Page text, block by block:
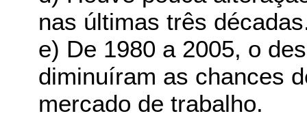
nas últimas três
e) De 1980 a 2005, o
diminuíram as chances
mercado de trabalho.